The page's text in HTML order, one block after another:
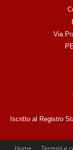
Via
Iscritto al Registro